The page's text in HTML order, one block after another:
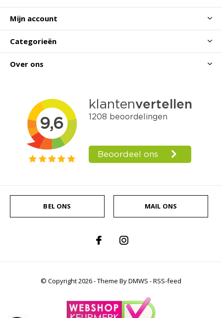
Mijn account
Categorieën
Over ons
BEL ONS MAIL ONS
© Copyright2026- Theme ByDMWS -RSS-feed